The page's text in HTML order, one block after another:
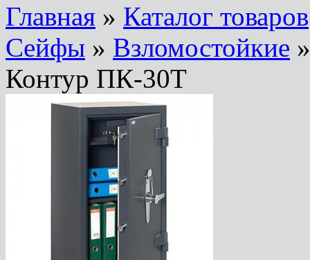
Главная » Каталог товаров
Сейфы » Взломостойкие
Контур ПК-30Т